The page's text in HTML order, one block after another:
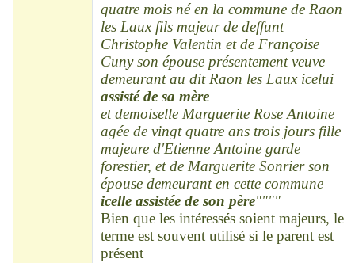
quatre mois né en la commune de Raon
les Laux fils majeur de deffunt
Christophe Valentin et de Françoise
Cuny son épouse présentement veuve
demeurant au dit Raon les Laux icelui
assisté de sa mère
et demoiselle Marguerite Rose Antoine
agée de vingt quatre ans trois jours fille
majeure d'Etienne Antoine garde
forestier, et de Marguerite Sonrier son
épouse demeurant en cette commune
icelle assistée de son père""""
Bien que les intéressés soient majeurs, le
terme est souvent utilisé si le parent est
présent